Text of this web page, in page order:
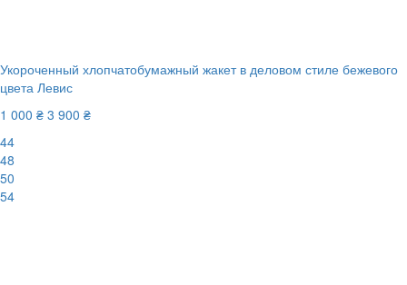
Укороченный хлопчатобумажный жакет в деловом стиле бежевого
цвета Левис
1 000 ₴ 3 900 ₴
44
48
50
54